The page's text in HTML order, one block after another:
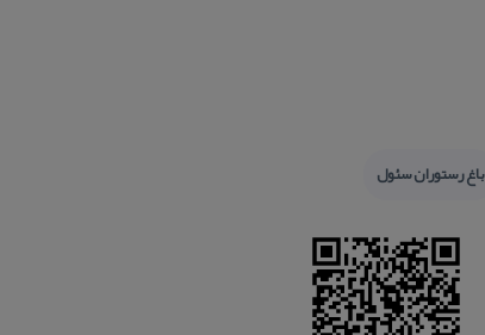
باغ رستوران سئول